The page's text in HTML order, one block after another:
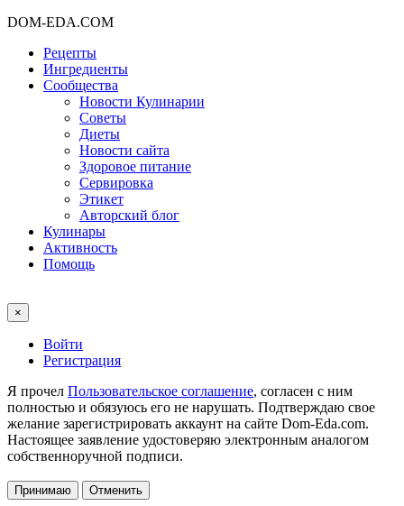
DOM-EDA.COM
Рецепты
Ингредиенты
Сообщества
Новости Кулинарии
Советы
Диеты
Новости сайта
Здоровое питание
Сервировка
Этикет
Авторский блог
Кулинары
Активность
Помощь
×
Войти
Регистрация
Я прочел Пользовательское соглашение, согласен с ним
полностью и обязуюсь его не нарушать. Подтверждаю свое
желание зарегистрировать аккаунт на сайте Dom-Eda.com.
Настоящее заявление удостоверяю электронным аналогом
собственноручной подписи.
Принимаю Отменить